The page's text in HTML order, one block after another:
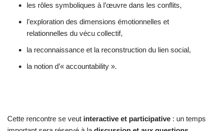
les rôles symboliques à l’œuvre dans les conflits,
l’exploration des dimensions émotionnelles et
relationnelles du vécu collectif,
la reconnaissance et la reconstruction du lien social,
la notion d’« accountability ».
Cette rencontre se veut interactive et participative : un temps